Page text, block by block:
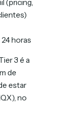
(pricing,
horas
3 é a
de
estar
no